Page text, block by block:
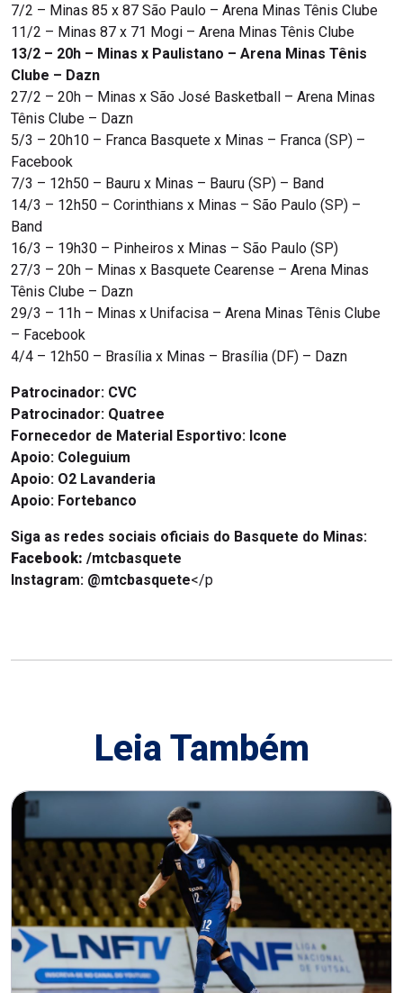
7/2 – Minas 85 x 87 São Paulo – Arena Minas Tênis Clube
11/2 – Minas 87 x 71 Mogi – Arena Minas Tênis Clube
13/2 – 20h – Minas x Paulistano – Arena Minas Tênis
Clube – Dazn
27/2 – 20h – Minas x São José Basketball – Arena Minas
Tênis Clube – Dazn
5/3 – 20h10 – Franca Basquete x Minas – Franca (SP) –
Facebook
7/3 – 12h50 – Bauru x Minas – Bauru (SP) – Band
14/3 – 12h50 – Corinthians x Minas – São Paulo (SP) –
Band
16/3 – 19h30 – Pinheiros x Minas – São Paulo (SP)
27/3 – 20h – Minas x Basquete Cearense – Arena Minas
Tênis Clube – Dazn
29/3 – 11h – Minas x Unifacisa – Arena Minas Tênis Clube
– Facebook
4/4 – 12h50 – Brasília x Minas – Brasília (DF) – Dazn
Patrocinador: CVC
Patrocinador: Quatree
Fornecedor de Material Esportivo: Icone
Apoio: Coleguium
Apoio: O2 Lavanderia
Apoio: Fortebanco
Siga as redes sociais oficiais do Basquete do Minas:
Facebook: /mtcbasquete
Instagram: @mtcbasquete</p
Leia Também